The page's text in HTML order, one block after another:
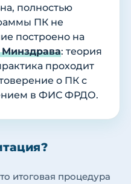
полностью
ПК не
построено на
: теория
проходит
о ПК с
в ФИС ФРДО.
итоговая процедура